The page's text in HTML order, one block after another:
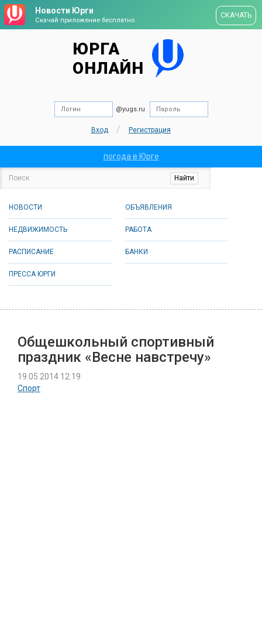
Новости Юрги
Скачай приложение бесплатно
СКАЧАТЬ
ЮРГА
ОНЛАЙН
@yugs.ru
Вход / Регистрация
погода в Юрге
НОВОСТИ ОБЪЯВЛЕНИЯ
НЕДВИЖИМОСТЬ РАБОТА
РАСПИСАНИЕ БАНКИ
ПРЕССА ЮРГИ
Общешкольный спортивный
праздник «Весне навстречу»
19.05.2014 12:19
Спорт